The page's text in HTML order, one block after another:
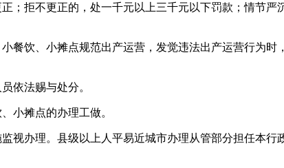
；拒不更正的，处一千元以上三千元以下罚款；情节严
饮、小摊点规范出产运营，发觉违法出产运营行为时
依法赐与处分。
小摊点的办理工做。
办理。县级以上人平易近城市办理从管部分担任本行